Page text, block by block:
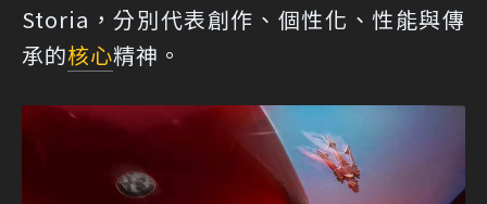
Storia，分別代表創作、個性化、性能與傳
承的核心精神。